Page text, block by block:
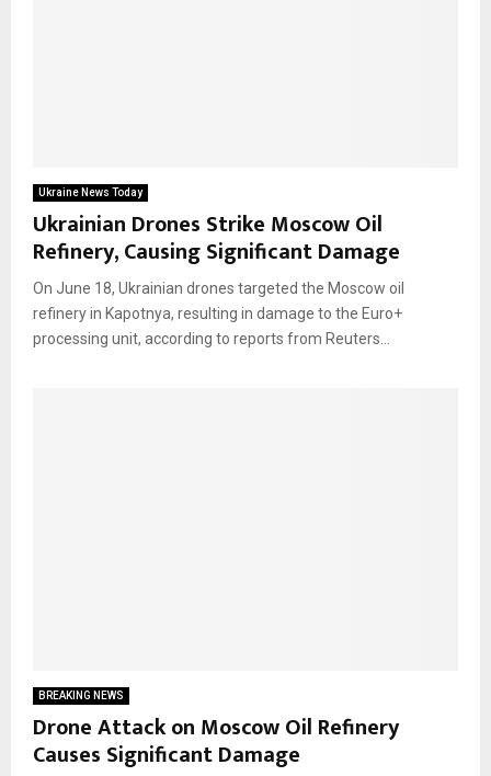
Ukraine News Today
Ukrainian Drones Strike Moscow Oil
Refinery, Causing Significant Damage
On June 18, Ukrainian drones targeted the Moscow oil
refinery in Kapotnya, resulting in damage to the Euro+
processing unit, according to reports from Reuters...
BREAKING NEWS
Drone Attack on Moscow Oil Refinery
Causes Significant Damage